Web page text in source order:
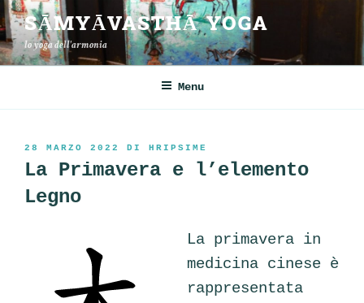
Salta
al
contenuto
SĀMYĀVASTHĀ YOGA
lo yoga dell'armonia
Menu
PUBBLICATO
IL
28 MARZO 2022 DI HRIPSIME
La Primavera e l’elemento
Legno
La primavera in
medicina cinese è
rappresentata